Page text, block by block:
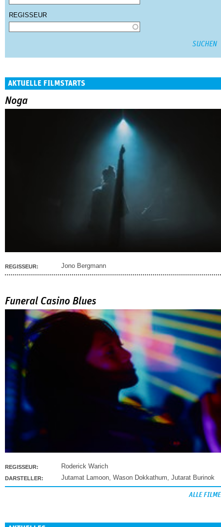
REGISSEUR
AKTUELLE FILMSTARTS
Noga
REGISSEUR: Jono Bergmann
Funeral Casino Blues
REGISSEUR: Roderick Warich
DARSTELLER: Jutamat Lamoon, Wason Dokkathum, Jutarat Burinok
ALLE FILME